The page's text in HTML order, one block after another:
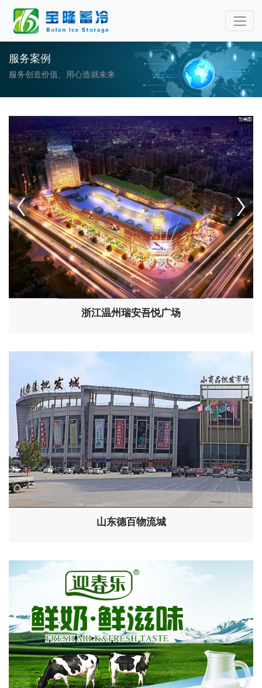
服务案例
服务创造价值、用心造就未来
浙江温州瑞安吾悦广场
山东德百物流城